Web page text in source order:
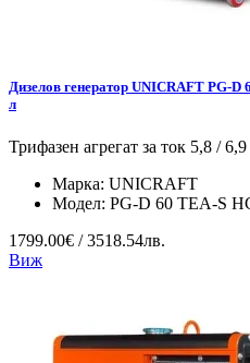
Дизелов генератор UNICRAFT PG-
л
Трифазен агрегат за ток 5,8 /
Марка: UNICRAFT
Модел: PG-D 60 TEA-S
1799.00€ / 3518.54лв.
Виж